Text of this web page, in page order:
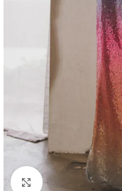
Haga clic para